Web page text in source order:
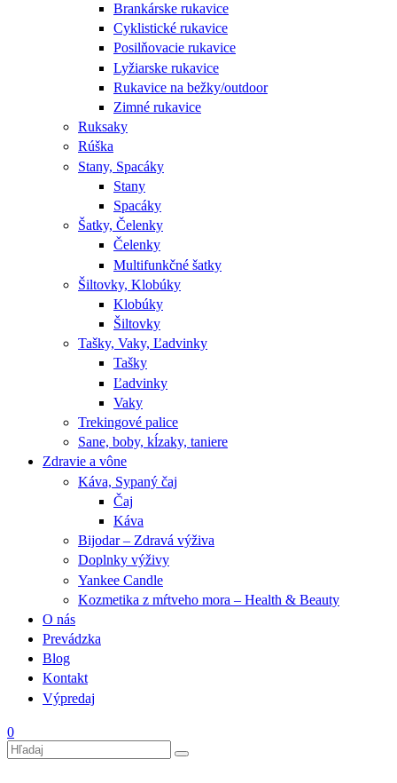
Brankárske rukavice
Cyklistické rukavice
Posilňovacie rukavice
Lyžiarske rukavice
Rukavice na bežky/outdoor
Zimné rukavice
Ruksaky
Rúška
Stany, Spacáky
Stany
Spacáky
Šatky, Čelenky
Čelenky
Multifunkčné šatky
Šiltovky, Klobúky
Klobúky
Šiltovky
Tašky, Vaky, Ľadvinky
Tašky
Ľadvinky
Vaky
Trekingové palice
Sane, boby, kĺzaky, taniere
Zdravie a vône
Káva, Sypaný čaj
Čaj
Káva
Bijodar – Zdravá výživa
Doplnky výživy
Yankee Candle
Kozmetika z mŕtveho mora – Health & Beauty
O nás
Prevádzka
Blog
Kontakt
Výpredaj
0